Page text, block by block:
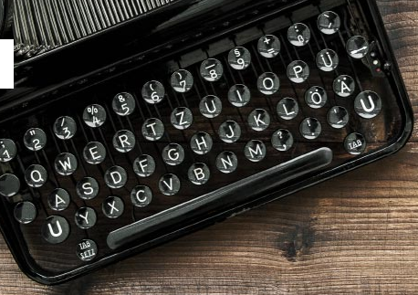
Design
デザイン
Webpage
ウェブページ
System
システム
RealAffiliate
送客支援
御社マーケティング部
マーケティング